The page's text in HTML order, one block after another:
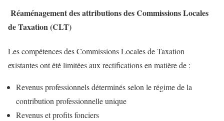
Réaménagement des attributions des Commissions Locales
de Taxation (CLT)
Les compétences des Commissions Locales de Taxation
existantes ont été limitées aux rectifications en matière de :
Revenus professionnels déterminés selon le régime de la
contribution professionnelle unique
Revenus et profits fonciers